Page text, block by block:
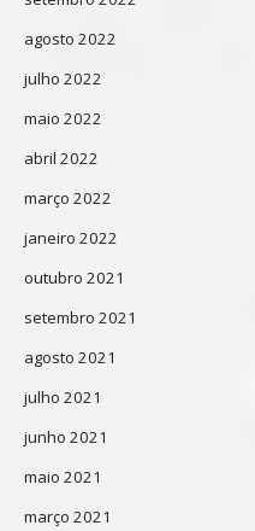
agosto 2022
julho 2022
maio 2022
abril 2022
março 2022
janeiro 2022
outubro 2021
setembro 2021
agosto 2021
julho 2021
junho 2021
maio 2021
março 2021